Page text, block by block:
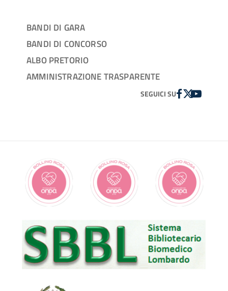
BANDI DI GARA
BANDI DI CONCORSO
ALBO PRETORIO
AMMINISTRAZIONE TRASPARENTE
SEGUICI SUFACEBOOK
TWITTER
YOUTUBE